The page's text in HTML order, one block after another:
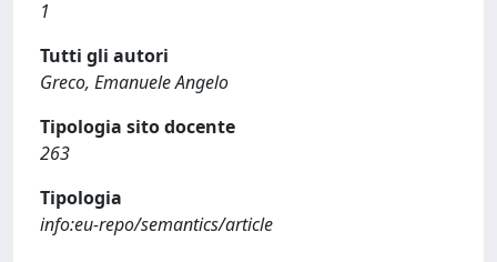
1
Tutti gli autori
Greco, Emanuele Angelo
Tipologia sito docente
263
Tipologia
info:eu-repo/semantics/article